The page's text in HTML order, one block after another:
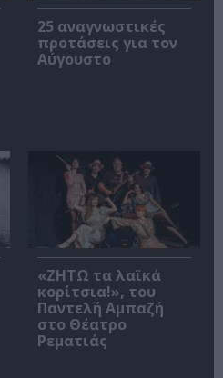
25 αναγνωστικές
προτάσεις για τον
Αύγουστο
«ΖΗΤΩ τα λαϊκά
κορίτσια!», του
Παντελή Αμπαζή
στο Θέατρο
Ρεματιάς